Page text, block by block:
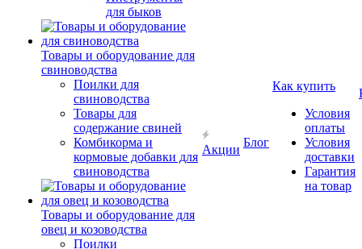
для быков
Товары и оборудование для
свиноводства
Поилки для
свиноводства
Товары для
содержание свиней
Комбикорма и
кормовые добавки для
свиноводства
Товары и оборудование для
овец и козоводства
Поилки
Акции
Блог
Как купить
Условия
оплаты
Условия
доставки
Гарантия
на товар